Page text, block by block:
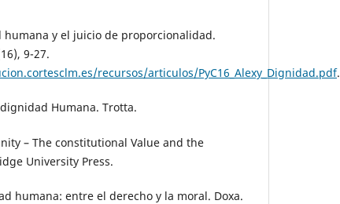
humana y el juicio de proporcionalidad.
9-27.
recursos/articulos/PyC16_Alexy_Dignidad.pdf.
Humana. Trotta.
– The constitutional Value and the
University Press.
humana: entre el derecho y la moral. Doxa.